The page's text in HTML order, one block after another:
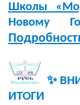
Школы
Новому
ИТОГИ